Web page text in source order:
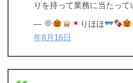
りを持って業務に当たって
— りほほ
年8月16日